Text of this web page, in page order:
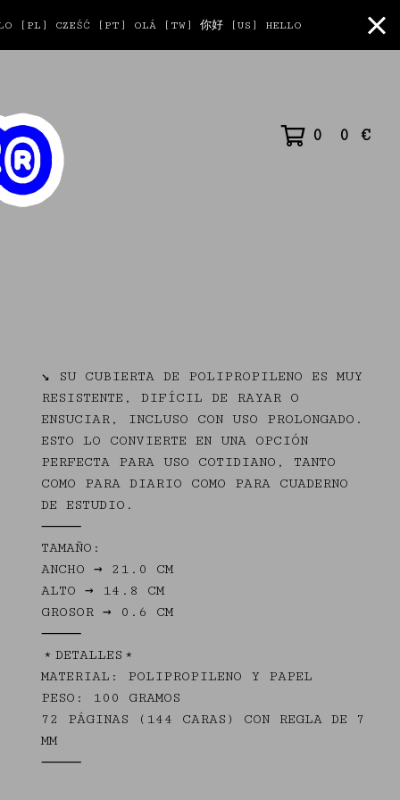
[PL] CZEŚĆ [PT] OLÁ [TW] 你好 [US] HELLO
0 0 €
↘ SU CUBIERTA DE POLIPROPILENO ES MUY
RESISTENTE, DIFÍCIL DE RAYAR O
ENSUCIAR, INCLUSO CON USO PROLONGADO.
ESTO LO CONVIERTE EN UNA OPCIÓN
PERFECTA PARA USO COTIDIANO, TANTO
COMO PARA DIARIO COMO PARA CUADERNO
DE ESTUDIO.
⸻
TAMAÑO:
ANCHO → 21.0 CM
ALTO → 14.8 CM
GROSOR → 0.6 CM
⸻
﹡DETALLES﹡
MATERIAL: POLIPROPILENO Y PAPEL
PESO: 100 GRAMOS
72 PÁGINAS (144 CARAS) CON REGLA DE 7
MM
⸻